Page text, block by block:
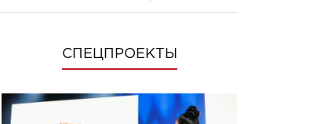
СПЕЦПРОЕКТЫ